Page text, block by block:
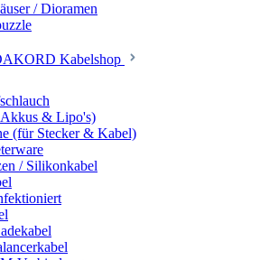
/ Dioramen
Kabelshop
& Lipo's)
(für Stecker & Kabel)
/ Silikonkabel